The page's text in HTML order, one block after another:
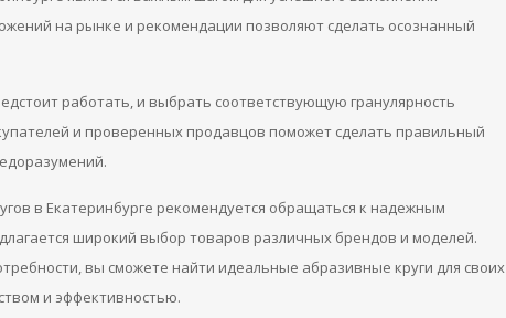
на рынке и рекомендации позволяют сделать осознанный
работать, и выбрать соответствующую гранулярность
и проверенных продавцов поможет сделать правильный
в Екатеринбурге рекомендуется обращаться к надежным
широкий выбор товаров различных брендов и моделей.
вы сможете найти идеальные абразивные круги для своих
и эффективностью.